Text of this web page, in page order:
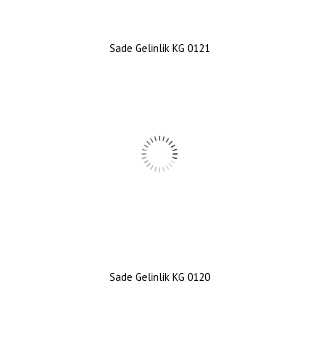
Sade Gelinlik KG 0121
Sade Gelinlik KG 0120